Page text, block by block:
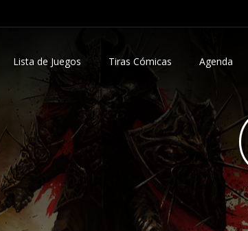
Lista de Juegos Tiras Cómicas Agenda